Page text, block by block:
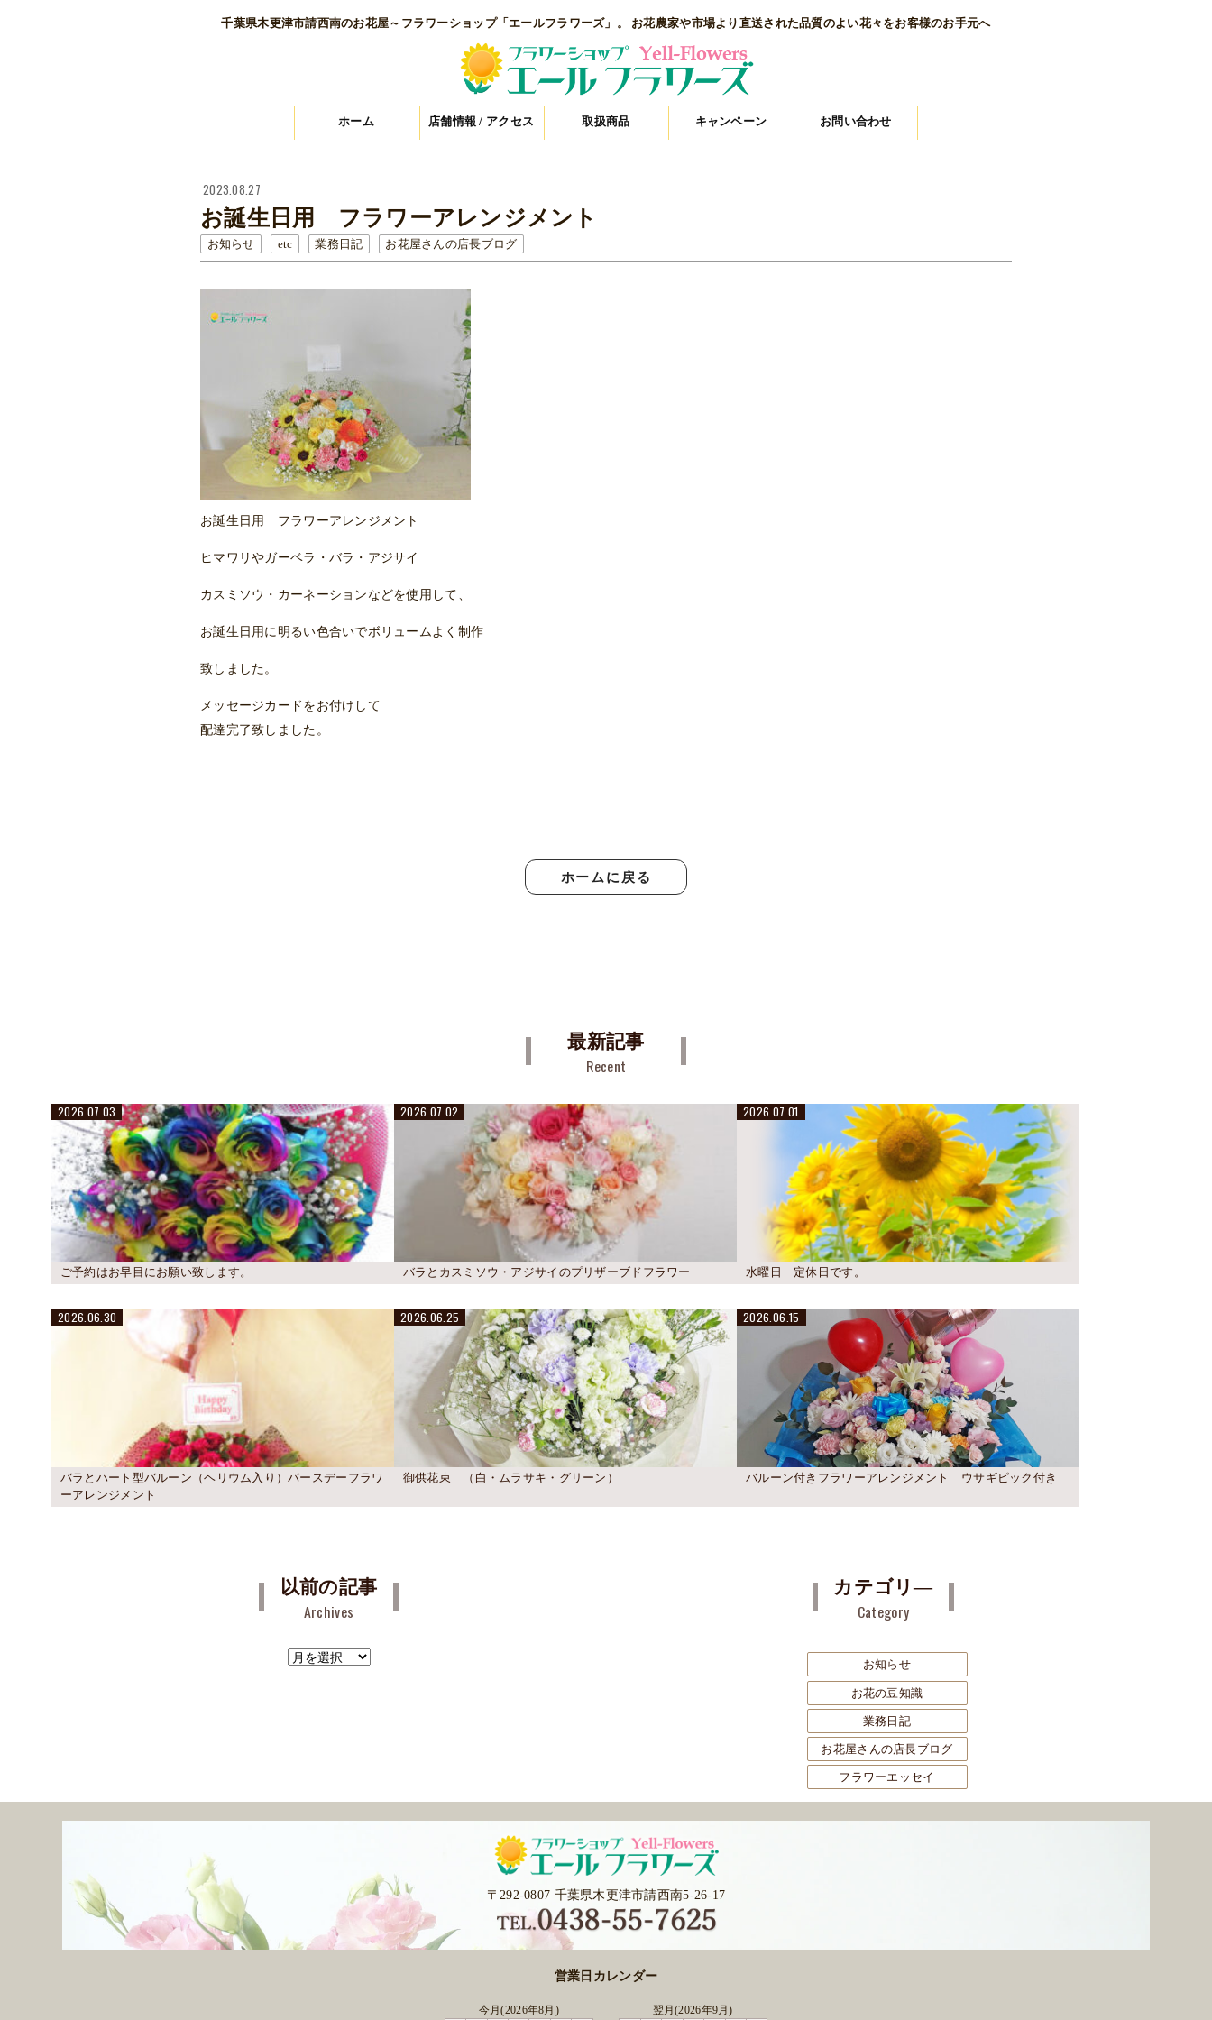
千葉県木更津市請西南のお花屋～フラワーショップ「エールフラワーズ」。 お花農家や市場より直送された品質のよい花々をお客様のお手元へ
ホーム 店舗情報 / アクセス 取扱商品 キャンペーン お問い合わせ
2023.08.27
お誕生日用 フラワーアレンジメント
お知らせ etc 業務日記 お花屋さんの店長ブログ
お誕生日用 フラワーアレンジメント
ヒマワリやガーベラ・バラ・アジサイ
カスミソウ・カーネーションなどを使用して、
お誕生日用に明るい色合いでボリュームよく制作
致しました。
メッセージカードをお付けして
配達完了致しました。
ホームに戻る
最新記事
Recent
2026.07.03
ご予約はお早目にお願い致します。
2026.07.02
バラとカスミソウ・アジサイのプリザーブドフラワー
2026.07.01
水曜日 定休日です。
2026.06.30
バラとハート型バルーン（ヘリウム入り）バースデーフラワ
ーアレンジメント
2026.06.25
御供花束 （白・ムラサキ・グリーン）
2026.06.15
バルーン付きフラワーアレンジメント ウサギピック付き
以前の記事
Archives
ア
カテゴリ―
Category
お知らせ
お花の豆知識
業務日記
お花屋さんの店長ブログ
フラワーエッセイ
〒292-0807 千葉県木更津市請西南5-26-17
営業日カレンダー
今月(2026年8月) 翌月(2026年9月)